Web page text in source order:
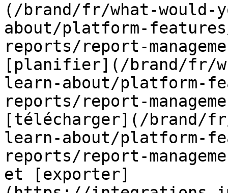
(/brand/fr/what-
about/platform-
reports/report-
[planifier](/brand/fr/
learn-about/platform-
reports/report-
[télécharger](/brand/
learn-about/platform-
reports/report-
et [exporter]